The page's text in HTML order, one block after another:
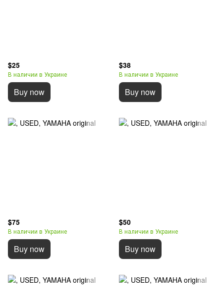
$25
В наличии в Украине
Buy now
$38
В наличии в Украине
Buy now
$75
В наличии в Украине
Buy now
$50
В наличии в Украине
Buy now